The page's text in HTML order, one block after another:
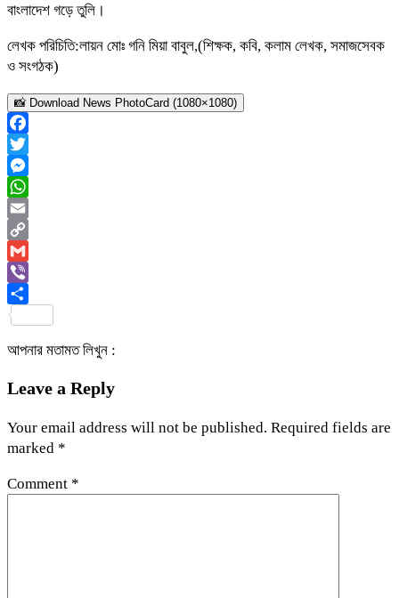
বাংলাদেশ গড়ে তুলি।
লেখক পরিচিতি:লায়ন মোঃ গনি মিয়া বাবুল,(শিক্ষক, কবি, কলাম লেখক, সমাজসেবক
ও সংগঠক)
📸 Download News PhotoCard (1080×1080)
Facebook
Twitter
Messenger
WhatsApp
Email
Copy
Link
Gmail
Viber
আপনার মতামত লিখুন :
Leave a Reply
Your email address will not be published. Required fields are
marked *
Comment *